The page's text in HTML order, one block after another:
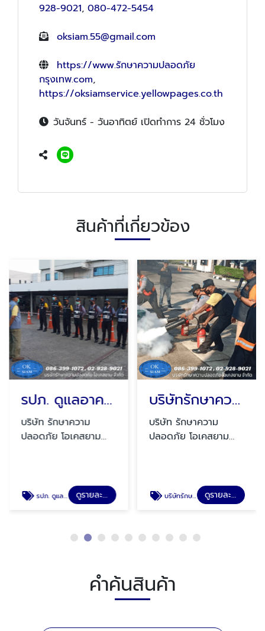
928-9021, 080-472-5454
oksiam.55@gmail.com
https://www.รักษาความปลอดภัย
กรุงเทพ.com,
https://oksiamservice.yellowpages.co.th
วันจันทร์ - วันอาทิตย์ เปิดทำการ 24 ชั่วโมง
สินค้าที่เกี่ยวข้อง
รปภ. ดูแลอาคาร
บริษัท รักษาความ
ปลอดภัย โอเคสยาม
รปภ. ดูแลอาคาร ดูรายละเอียด
บริษัทรักษาความปลอดภัย อยุธยา
บริษัท รักษาความ
ปลอดภัย โอเคสยาม
บริษัทรักษาความปลอดภัย อยุธยา ดูรายละเอียด
คำค้นสินค้า